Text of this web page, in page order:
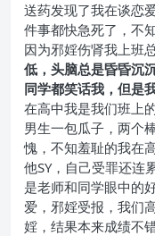
送药发现了我在谈恋
件事都快急死了，不
因为邪婬伤肾我上班
低，头脑总是昏昏沉
同学都笑话我，但是
在高中我是我们班上
男生一包瓜子，两个
愧，不知羞耻的我在
他SY，自己受罪还连
是老师和同学眼中的
爱，邪婬受报，我们
婬，结果本来成绩不